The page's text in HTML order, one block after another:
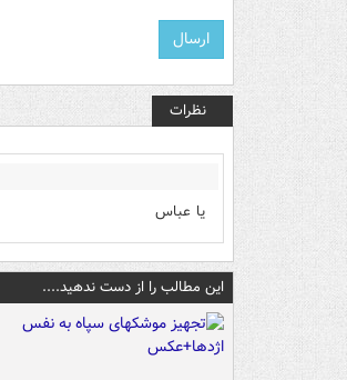
نظرات
یا عباس
این مطالب را از دست ندهید....